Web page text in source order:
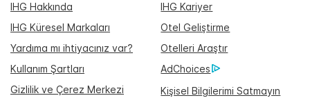
IHG Hakkında
IHG Kariyer
IHG Küresel Markaları
Otel Geliştirme
Yardıma mı ihtiyacınız var?
Otelleri Araştır
Kullanım Şartları
AdChoices
Gizlilik ve Çerez Merkezi
Kişisel Bilgilerimi Satmayın